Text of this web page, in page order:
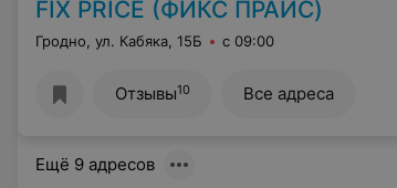
FIX PRICE (ФИКС ПРАЙС)
Гродно, ул. Кабяка, 15Б с 09:00
Отзывы10 Все адреса
Ещё 9 адресов